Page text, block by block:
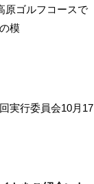
原ゴルフコースで
模
実行委員会10月17